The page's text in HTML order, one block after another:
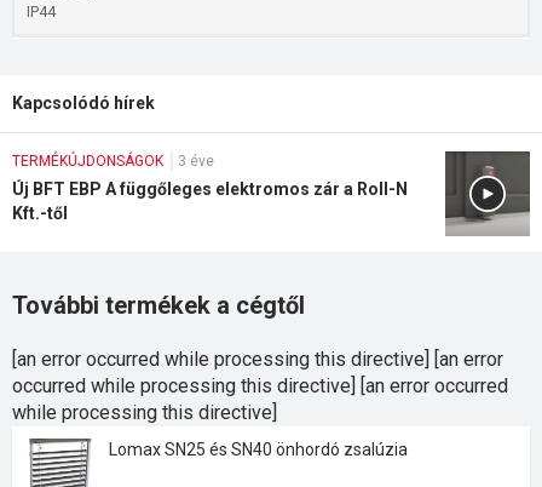
IP44
Kapcsolódó hírek
TERMÉKÚJDONSÁGOK 3 éve
Új BFT EBP A függőleges elektromos zár a Roll-N
Kft.-től
További termékek a cégtől
[an error occurred while processing this directive] [an error
occurred while processing this directive] [an error occurred
while processing this directive]
Lomax SN25 és SN40 önhordó zsalúzia